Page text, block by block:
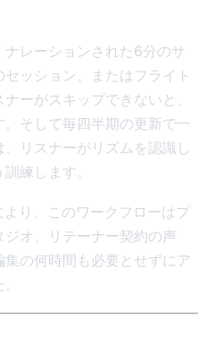
レーションされた6分のサ
ッション、またはフライト
ーがスキップできないと、
そして毎四半期の更新で一
リスナーがリズムを認識し
練します。
り、このワークフローはプ
オ、リテーナー契約の声
の何時間も必要とせずにア